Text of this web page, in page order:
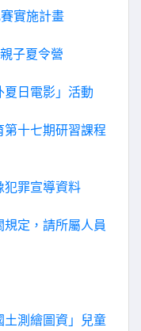
實施計畫
子夏令營
夏日電影」活動
十七期研習課程
犯罪宣導資料
定，請所屬人員
土測繪圖資」兒童